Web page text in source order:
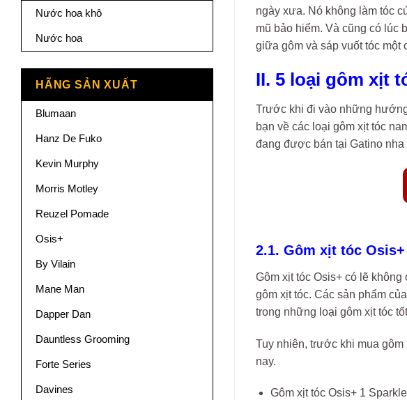
Nước hoa khô
Nước hoa
HÃNG SẢN XUẤT
Blumaan
Hanz De Fuko
Kevin Murphy
Morris Motley
Reuzel Pomade
Osis+
By Vilain
Mane Man
Dapper Dan
Dauntless Grooming
Forte Series
Davines
ngày xưa. Nó không làm tóc
mũ bảo hiểm. Và cũng có lúc
giữa gôm và sáp vuốt tóc một
II. 5 loại gôm xịt
Trước khi đi vào những
bạn về các loại gôm xịt tóc
đang được bán tại Gatino
2.1. Gôm xịt tóc
Gôm xịt tóc Osis+ có lẽ
gôm xịt tóc. Các sản phẩm
trong những loại gôm xịt tóc
Tuy nhiên, trước khi mua
nay.
Gôm xịt tóc Osis+ 1